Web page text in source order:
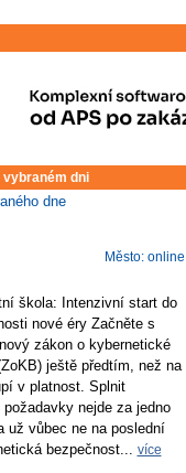
dni
dne
Město: online
škola: Intenzivní start do
nové éry Začněte s
zákon o kybernetické
ještě předtím, než na
v platnost. Splnit
nejde za jedno
už vůbec ne na poslední
bezpečnost... více